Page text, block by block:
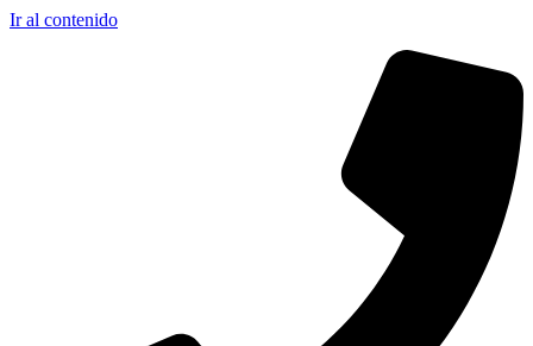
Ir al contenido